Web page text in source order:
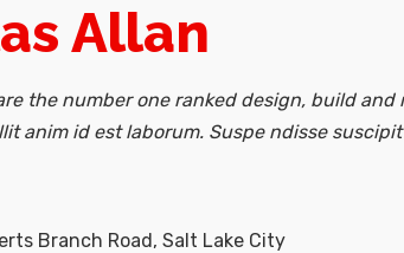
Allan
the number one ranked design, build and
anim id est laborum. Suspe ndisse
Branch Road, Salt Lake City